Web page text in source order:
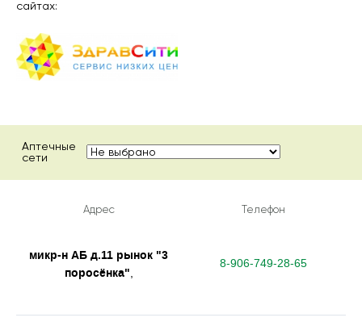
сайтах:
Аптечные
сети
Адрес Телефон
микр-н АБ д.11 рынок "3
поросёнка",
8-906-749-28-65